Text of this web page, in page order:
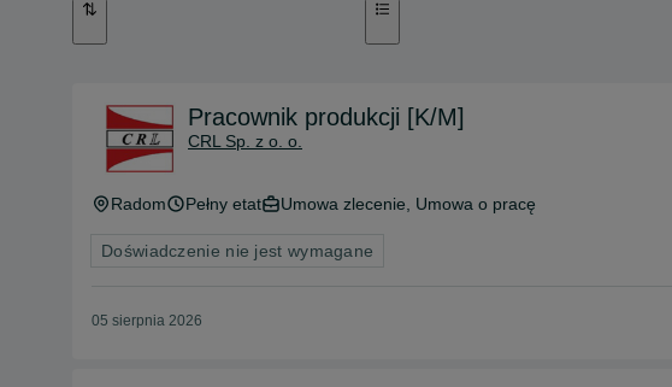
Pracownik produkcji [K/M]
CRL Sp. z o. o.
Radom Pełny etat Umowa zlecenie, Umowa o pracę
Doświadczenie nie jest wymagane
05 sierpnia 2026